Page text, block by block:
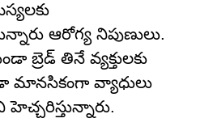
ఆరోగ్య నిపుణులు.
బ్రెడ్ తినే వ్యక్తులకు
మానసికంగా వ్యాధులు